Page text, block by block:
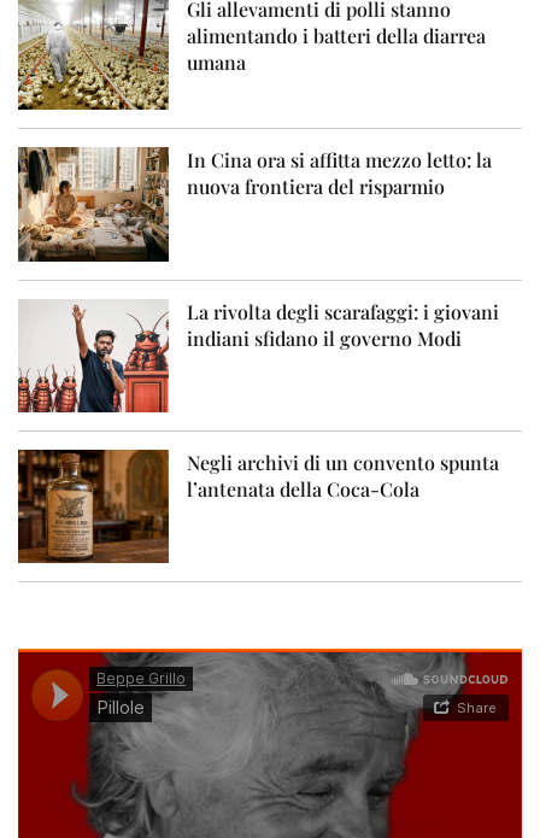
Gli allevamenti di polli stanno
alimentando i batteri della diarrea
umana
In Cina ora si affitta mezzo letto: la
nuova frontiera del risparmio
La rivolta degli scarafaggi: i giovani
indiani sfidano il governo Modi
Negli archivi di un convento spunta
l’antenata della Coca-Cola